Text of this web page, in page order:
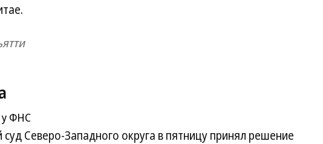
у ФНС
Северо-Западного округа в пятницу принял решение